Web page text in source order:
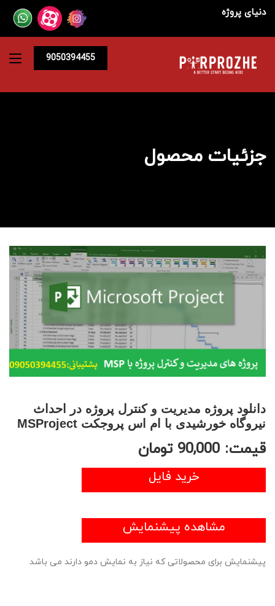
دنیای پروژه
9050394455
جزئیات محصول
دانلود پروژه مدیریت و کنترل پروژه در احداث
نیروگاه خورشیدی با ام اس پروجکت MSProject
قیمت: 90,000 تومان
خرید فایل
مشاهده پیشنمایش
پیشنمایش برای محصولاتی که نیاز به نمایش دمو دارند می باشد